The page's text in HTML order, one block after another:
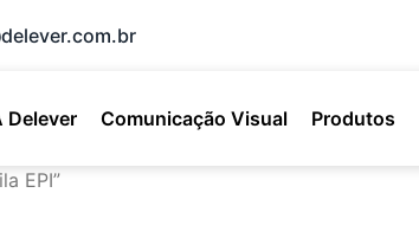
Delever Comunicação Visual Produtos
EPI”